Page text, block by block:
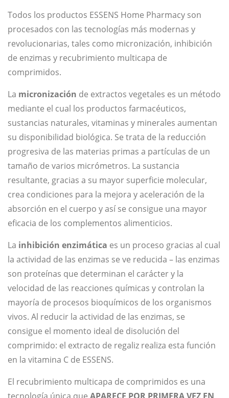
Todos los productos ESSENS Home Pharmacy son
procesados con las tecnologías más modernas y
revolucionarias, tales como micronización, inhibición
de enzimas y recubrimiento multicapa de
comprimidos.
La micronización de extractos vegetales es un método
mediante el cual los productos farmacéuticos,
sustancias naturales, vitaminas y minerales aumentan
su disponibilidad biológica. Se trata de la reducción
progresiva de las materias primas a partículas de un
tamaño de varios micrómetros. La sustancia
resultante, gracias a su mayor superficie molecular,
crea condiciones para la mejora y aceleración de la
absorción en el cuerpo y así se consigue una mayor
eficacia de los complementos alimenticios.
La inhibición enzimática es un proceso gracias al cual
la actividad de las enzimas se ve reducida – las enzimas
son proteínas que determinan el carácter y la
velocidad de las reacciones químicas y controlan la
mayoría de procesos bioquímicos de los organismos
vivos. Al reducir la actividad de las enzimas, se
consigue el momento ideal de disolución del
comprimido: el extracto de regaliz realiza esta función
en la vitamina C de ESSENS.
El recubrimiento multicapa de comprimidos es una